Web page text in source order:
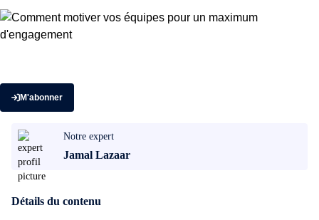
M'abonner
Notre expert
Jamal Lazaar
Détails du contenu